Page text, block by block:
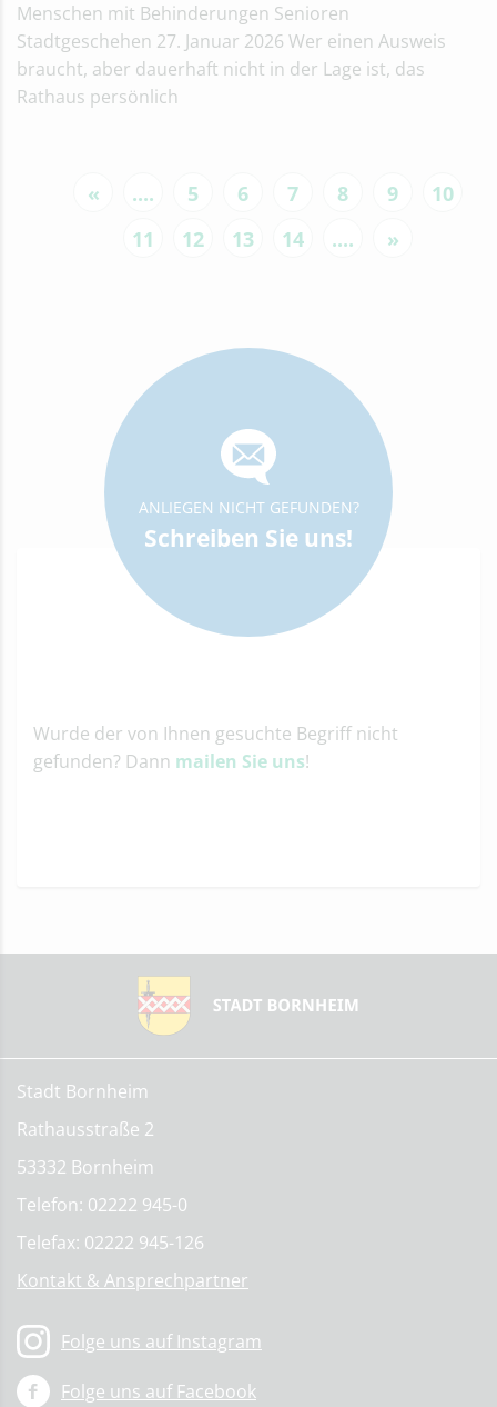
Menschen mit Behinderungen Senioren
Stadtgeschehen 27. Januar 2026 Wer einen Ausweis
braucht, aber dauerhaft nicht in der Lage ist, das
Rathaus persönlich
« .... 5 6 7 8 9
10
11
12 13 14 .... »
ANLIEGEN NICHT GEFUNDEN?
Schreiben Sie uns!
Wurde der von Ihnen gesuchte Begriff nicht
gefunden? Dann mailen Sie uns!
Stadt Bornheim
Rathausstraße 2
53332 Bornheim
Telefon: 02222 945-0
Telefax: 02222 945-126
Kontakt & Ansprechpartner
Folge uns auf Instagram
Folge uns auf Facebook